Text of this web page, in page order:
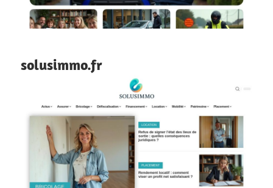
solusimmo.fr